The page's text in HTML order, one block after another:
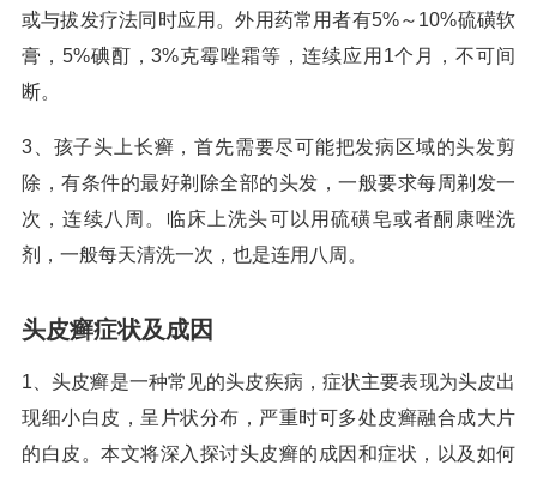
或与拔发疗法同时应用。外用药常用者有5%～10%硫磺软
膏，5%碘酊，3%克霉唑霜等，连续应用1个月，不可间
断。
3、孩子头上长癣，首先需要尽可能把发病区域的头发剪
除，有条件的最好剃除全部的头发，一般要求每周剃发一
次，连续八周。临床上洗头可以用硫磺皂或者酮康唑洗
剂，一般每天清洗一次，也是连用八周。
头皮癣症状及成因
1、头皮癣是一种常见的头皮疾病，症状主要表现为头皮出
现细小白皮，呈片状分布，严重时可多处皮癣融合成大片
的白皮。本文将深入探讨头皮癣的成因和症状，以及如何